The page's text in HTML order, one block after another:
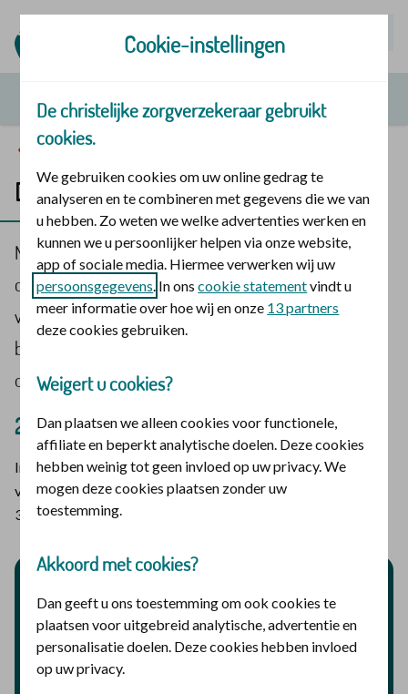
Over ons
De christelijke | Zorgcheque
Met de De christelijke | Zorgcheque steunen wij
christelijke zorg. Wij geven in totaal € 10.000 weg. Dit
verdelen we over 3 organisaties. De verdeling van dit
bedrag hangt af van het aantal stemmen dat iedere
organisatie ontvangt.
2021
In 2021 werd De christelijke zorgverzekeraar Zorgcheque
verdeeld over Stichting De Haven: € 3.733, Stichting Gave €
3.604 en Gevangenenzorg Nederland € 2.663.
Cookie-instellingen
De christelijke zorgverzekeraar gebruikt
cookies.
We gebruiken cookies om uw online gedrag te
analyseren en te combineren met gegevens die we van
u hebben. Zo weten we welke advertenties werken en
kunnen we u persoonlijker helpen via onze website,
app of sociale media. Hiermee verwerken wij uw
persoonsgegevens. In onscookie statementvindt u
meer informatie over hoe wij en onze 13 partners
deze cookies gebruiken.
Weigert u cookies?
Dan plaatsen we alleen cookies voor functionele,
affiliate en beperkt analytische doelen. Deze cookies
hebben weinig tot geen invloed op uw privacy. We
mogen deze cookies plaatsen zonder uw
toestemming.
Akkoord met cookies?
Dan geeft u ons toestemming om ook cookies te
plaatsen voor uitgebreid analytische, advertentie en
personalisatie doelen. Deze cookies hebben invloed
op uw privacy.